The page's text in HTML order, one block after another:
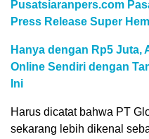
Pusatsiaranpers.com
Press Release Super
Hanya dengan Rp5 Juta,
Online Sendiri dengan
Ini
Harus dicatat bahwa PT
sekarang lebih dikenal